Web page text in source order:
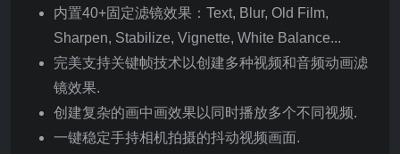
内置40+固定滤镜效果：Text, Blur, Old Film,
Sharpen, Stabilize, Vignette, White Balance...
完美支持关键帧技术以创建多种视频和音频动画滤
镜效果.
创建复杂的画中画效果以同时播放多个不同视频.
一键稳定手持相机拍摄的抖动视频画面.